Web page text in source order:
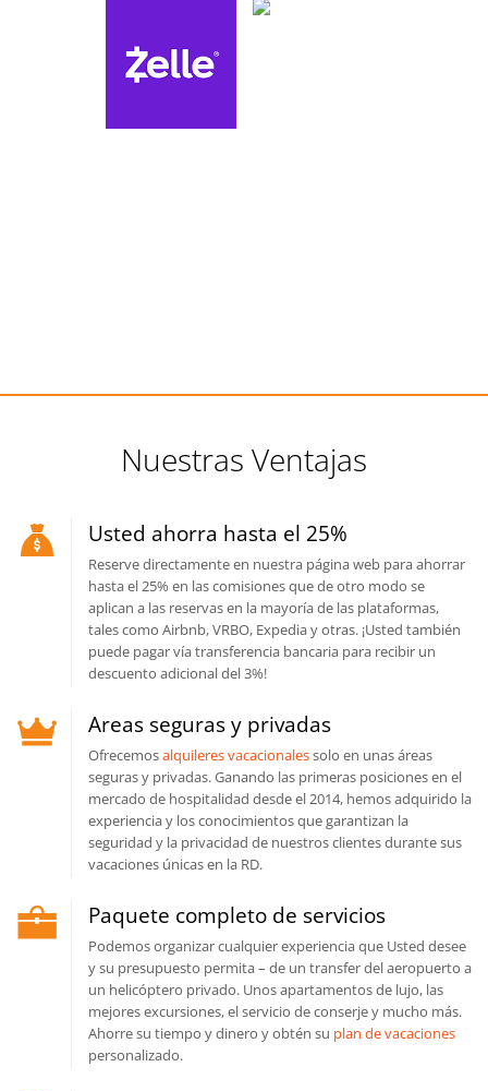
Nuestras Ventajas
Usted ahorra hasta el 25%
Reserve directamente en nuestra página web para ahorrar
hasta el 25% en las comisiones que de otro modo se
aplican a las reservas en la mayoría de las plataformas,
tales como Airbnb, VRBO, Expedia y otras. ¡Usted también
puede pagar vía transferencia bancaria para recibir un
descuento adicional del 3%!
Areas seguras y privadas
Ofrecemosalquileres vacacionalessolo en unas áreas
seguras y privadas. Ganando las primeras posiciones en el
mercado de hospitalidad desde el 2014, hemos adquirido la
experiencia y los conocimientos que garantizan la
seguridad y la privacidad de nuestros clientes durante sus
vacaciones únicas en la RD.
Paquete completo de servicios
Podemos organizar cualquier experiencia que Usted desee
y su presupuesto permita – de un transfer del aeropuerto a
un helicóptero privado. Unos apartamentos de lujo, las
mejores excursiones, el servicio de conserje y mucho más.
Ahorre su tiempo y dinero y obtén su plan de vacaciones
personalizado.